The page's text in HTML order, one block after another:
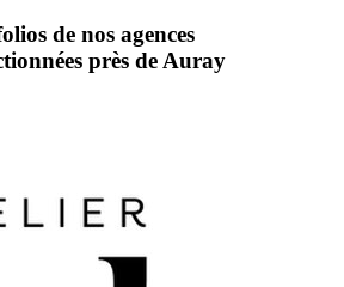
de nos agences
près de Auray